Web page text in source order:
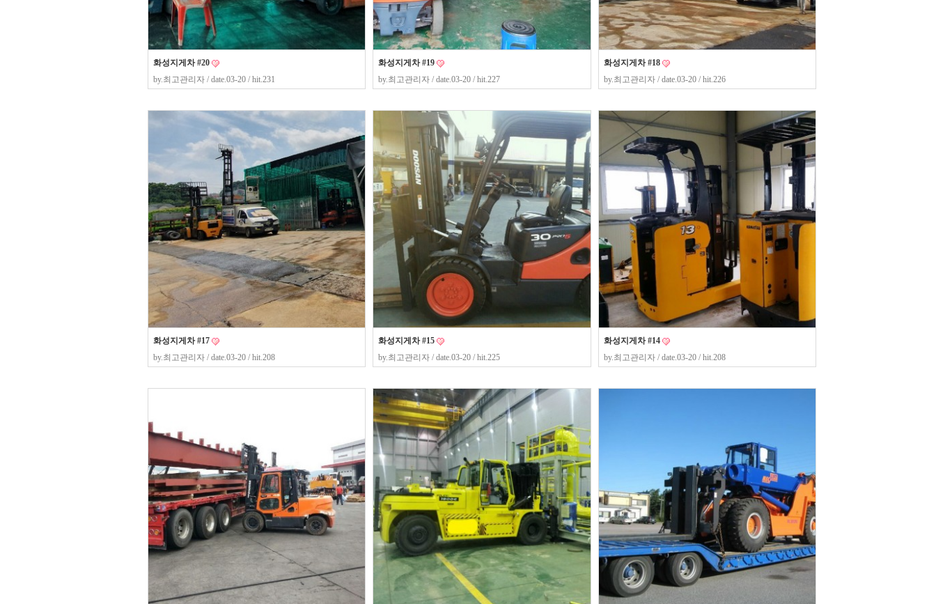
화성지게차 #20
by.최고관리자 / date.03-20 / hit.231
화성지게차 #19
by.최고관리자 / date.03-20 / hit.227
화성지게차 #18
by.최고관리자/ date.03-20 / hit.226
화성지게차 #17
by.최고관리자 / date.03-20 / hit.208
화성지게차 #15
by.최고관리자 / date.03-20 / hit.225
화성지게차 #14
by.최고관리자/ date.03-20 / hit.208